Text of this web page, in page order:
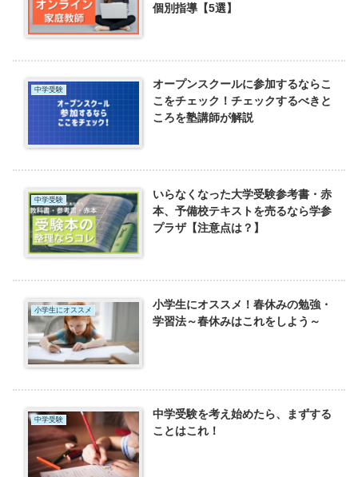
個別指導【5選】
中学受験
オープンスクールに参加するならこ
こをチェック！チェックするべきと
ころを塾講師が解説
中学受験
いらなくなった大学受験参考書・赤
本、予備校テキストを売るなら学参
プラザ【注意点は？】
小学生にオススメ
小学生にオススメ！春休みの勉強・
学習法～春休みはこれをしよう～
中学受験
中学受験を考え始めたら、まずする
ことはこれ！